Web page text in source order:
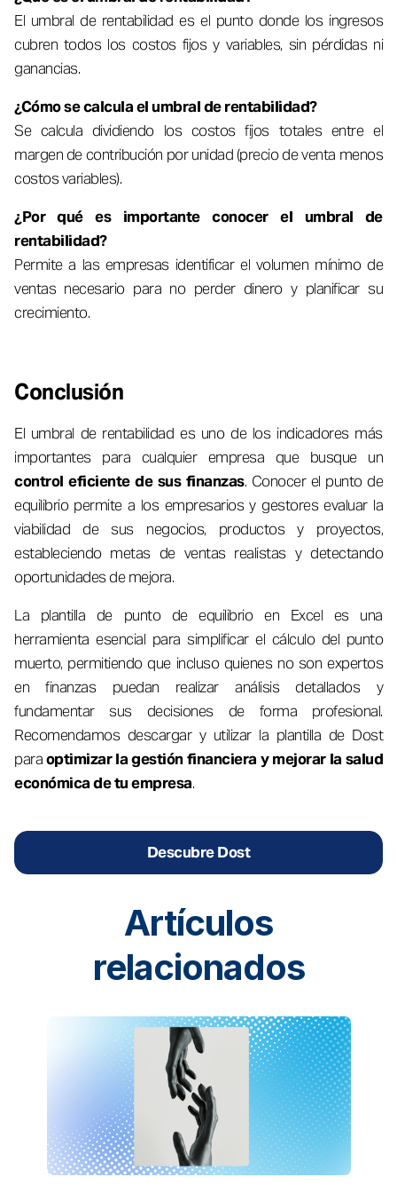
El umbral de rentabilidad es el punto donde los ingresos
cubren todos los costos fijos y variables, sin pérdidas ni
ganancias.
¿Cómo se calcula el umbral de rentabilidad?
Se calcula dividiendo los costos fijos totales entre el
margen de contribución por unidad (precio de venta menos
costos variables).
¿Por qué es importante conocer el umbral de
rentabilidad?
Permite a las empresas identificar el volumen mínimo de
ventas necesario para no perder dinero y planificar su
crecimiento.
Conclusión
El umbral de rentabilidad es uno de los indicadores más
importantes para cualquier empresa que busque un
control eficiente de sus finanzas. Conocer el punto de
equilibrio permite a los empresarios y gestores evaluar la
viabilidad de sus negocios, productos y proyectos,
estableciendo metas de ventas realistas y detectando
oportunidades de mejora.
La plantilla de punto de equilibrio en Excel es una
herramienta esencial para simplificar el cálculo del punto
muerto, permitiendo que incluso quienes no son expertos
en finanzas puedan realizar análisis detallados y
fundamentar sus decisiones de forma profesional.
Recomendamos descargar y utilizar la plantilla de Dost
paraoptimizar la gestión financiera y mejorar la salud
económica de tu empresa.
Descubre Dost
Artículos
relacionados